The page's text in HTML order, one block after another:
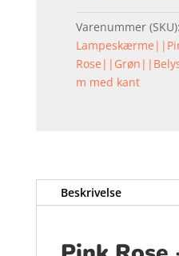
Varenummer (SKU):
m med kant
Beskrivelse